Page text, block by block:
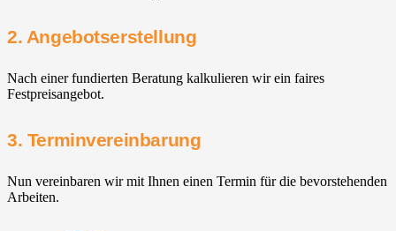
2. Angebotserstellung
Nach einer fundierten Beratung kalkulieren wir ein faires
Festpreisangebot.
3. Terminvereinbarung
Nun vereinbaren wir mit Ihnen einen Termin für die bevorstehenden
Arbeiten.